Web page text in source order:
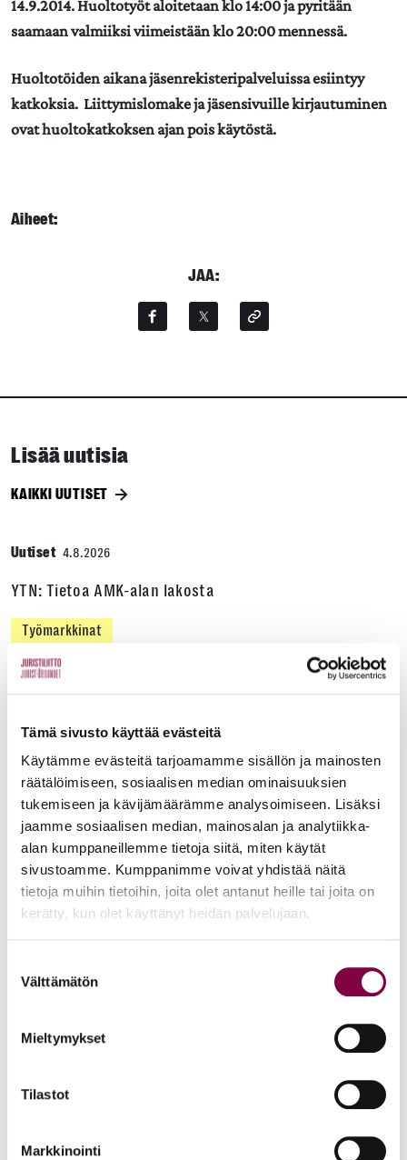
Tämä sivusto käyttää evästeitä
Käytämme evästeitä tarjoamamme sisällön ja mainosten
räätälöimiseen, sosiaalisen median ominaisuuksien
tukemiseen ja kävijämäärämme analysoimiseen. Lisäksi
jaamme sosiaalisen median, mainosalan ja analytiikka-
alan kumppaneillemme tietoja siitä, miten käytät
sivustoamme. Kumppanimme voivat yhdistää näitä
tietoja muihin tietoihin, joita olet antanut heille tai joita on
kerätty, kun olet käyttänyt heidän palvelujaan.
valinta
Välttämätön
Mieltymykset
Tilastot
Markkinointi
14.9.2014. Huoltotyöt aloitetaan klo 14:00 ja pyritään
saamaan valmiiksi viimeistään klo 20:00 mennessä.
Huoltotöiden aikana jäsenrekisteripalveluissa esiintyy
katkoksia. Liittymislomake ja jäsensivuille kirjautuminen
ovat huoltokatkoksen ajan pois käytöstä.
Aiheet:
JAA:
Lisää uutisia
KAIKKI UUTISET
Uutiset 4.8.2026
YTN: Tietoa AMK-alan lakosta
Työmarkkinat
Uutiset 16.6.2026
Helsingin yliopiston ei pidä ratkaista tilakuluja
oikeustieteellisen opetuksen ja tutkimuksen
kustannuksella
Edunvalvonta
Uutiset 15.6.2026
Työ- ja virkasuhdeneuvonta palvelee läpi kesän
Uutiset
kokonaisturvallisuutta